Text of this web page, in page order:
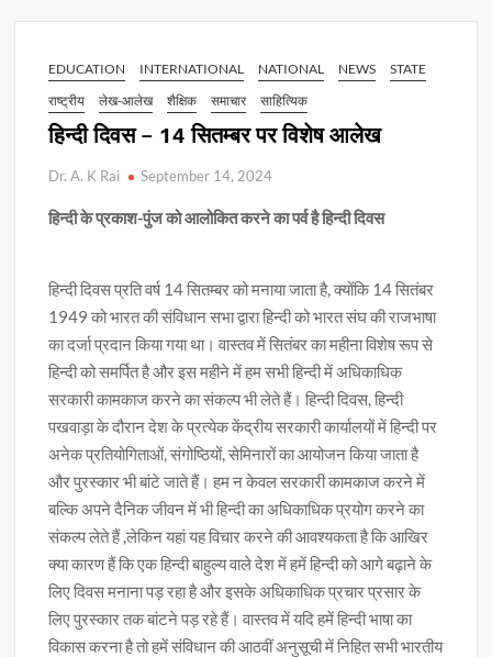
EDUCATION INTERNATIONAL NATIONAL NEWS
STATE
राष्ट्रीय
लेख-आलेख शैक्षिक समाचार साहित्यिक
हिन्दी दिवस – 14 सितम्बर पर विशेष आलेख
Dr. A. K Rai September 14, 2024
हिन्दी के प्रकाश-पुंज को आलोकित करने का पर्व है हिन्दी दिवस
हिन्दी दिवस प्रति वर्ष 14 सितम्बर को मनाया जाता है, क्योंकि 14 सितंबर
1949 को भारत की संविधान सभा द्वारा हिन्दी को भारत संघ की राजभाषा
का दर्जा प्रदान किया गया था। वास्तव में सितंबर का महीना विशेष रूप से
हिन्दी को समर्पित है और इस महीने में हम सभी हिन्दी में अधिकाधिक
सरकारी कामकाज करने का संकल्प भी लेते हैं। हिन्दी दिवस, हिन्दी
पखवाड़ा के दौरान देश के प्रत्येक केंद्रीय सरकारी कार्यालयों में हिन्दी पर
अनेक प्रतियोगिताओं, संगोष्ठियों, सेमिनारों का आयोजन किया जाता है
और पुरस्कार भी बांटे जाते हैं। हम न केवल सरकारी कामकाज करने में
बल्कि अपने दैनिक जीवन में भी हिन्दी का अधिकाधिक प्रयोग करने का
संकल्प लेते हैं ,लेकिन यहां यह विचार करने की आवश्यकता है कि आखिर
क्या कारण हैं कि एक हिन्दी बाहुल्य वाले देश में हमें हिन्दी को आगे बढ़ाने के
लिए दिवस मनाना पड़ रहा है और इसके अधिकाधिक प्रचार प्रसार के
लिए पुरस्कार तक बांटने पड़ रहे हैं। वास्तव में यदि हमें हिन्दी भाषा का
विकास करना है तो हमें संविधान की आठवीं अनुसूची में निहित सभी भारतीय